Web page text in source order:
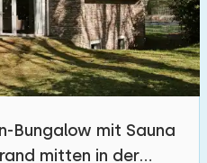
Bungalow mit Sauna
mitten in der